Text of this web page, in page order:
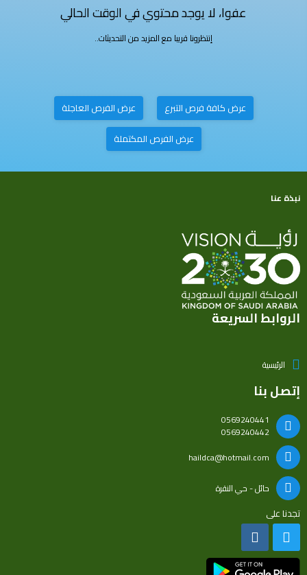
عفوا، لا يوجد محتوي في الوقت الحالي
إنتظرونا قريبا مع المزيد من التحديثات..
عرض كافة فرص التبرع
عرض الفرص العاجلة
عرض الفرص المكتملة
نبذة عنا
الروابط السريعة
الرئيسية
إتصل بنا
0569240441
0569240442
haildca@hotmail.com
حائل - حي النقرة
تجدنا على